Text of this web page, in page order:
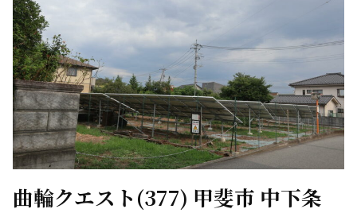
曲輪クエスト(377) 甲斐市 中下条